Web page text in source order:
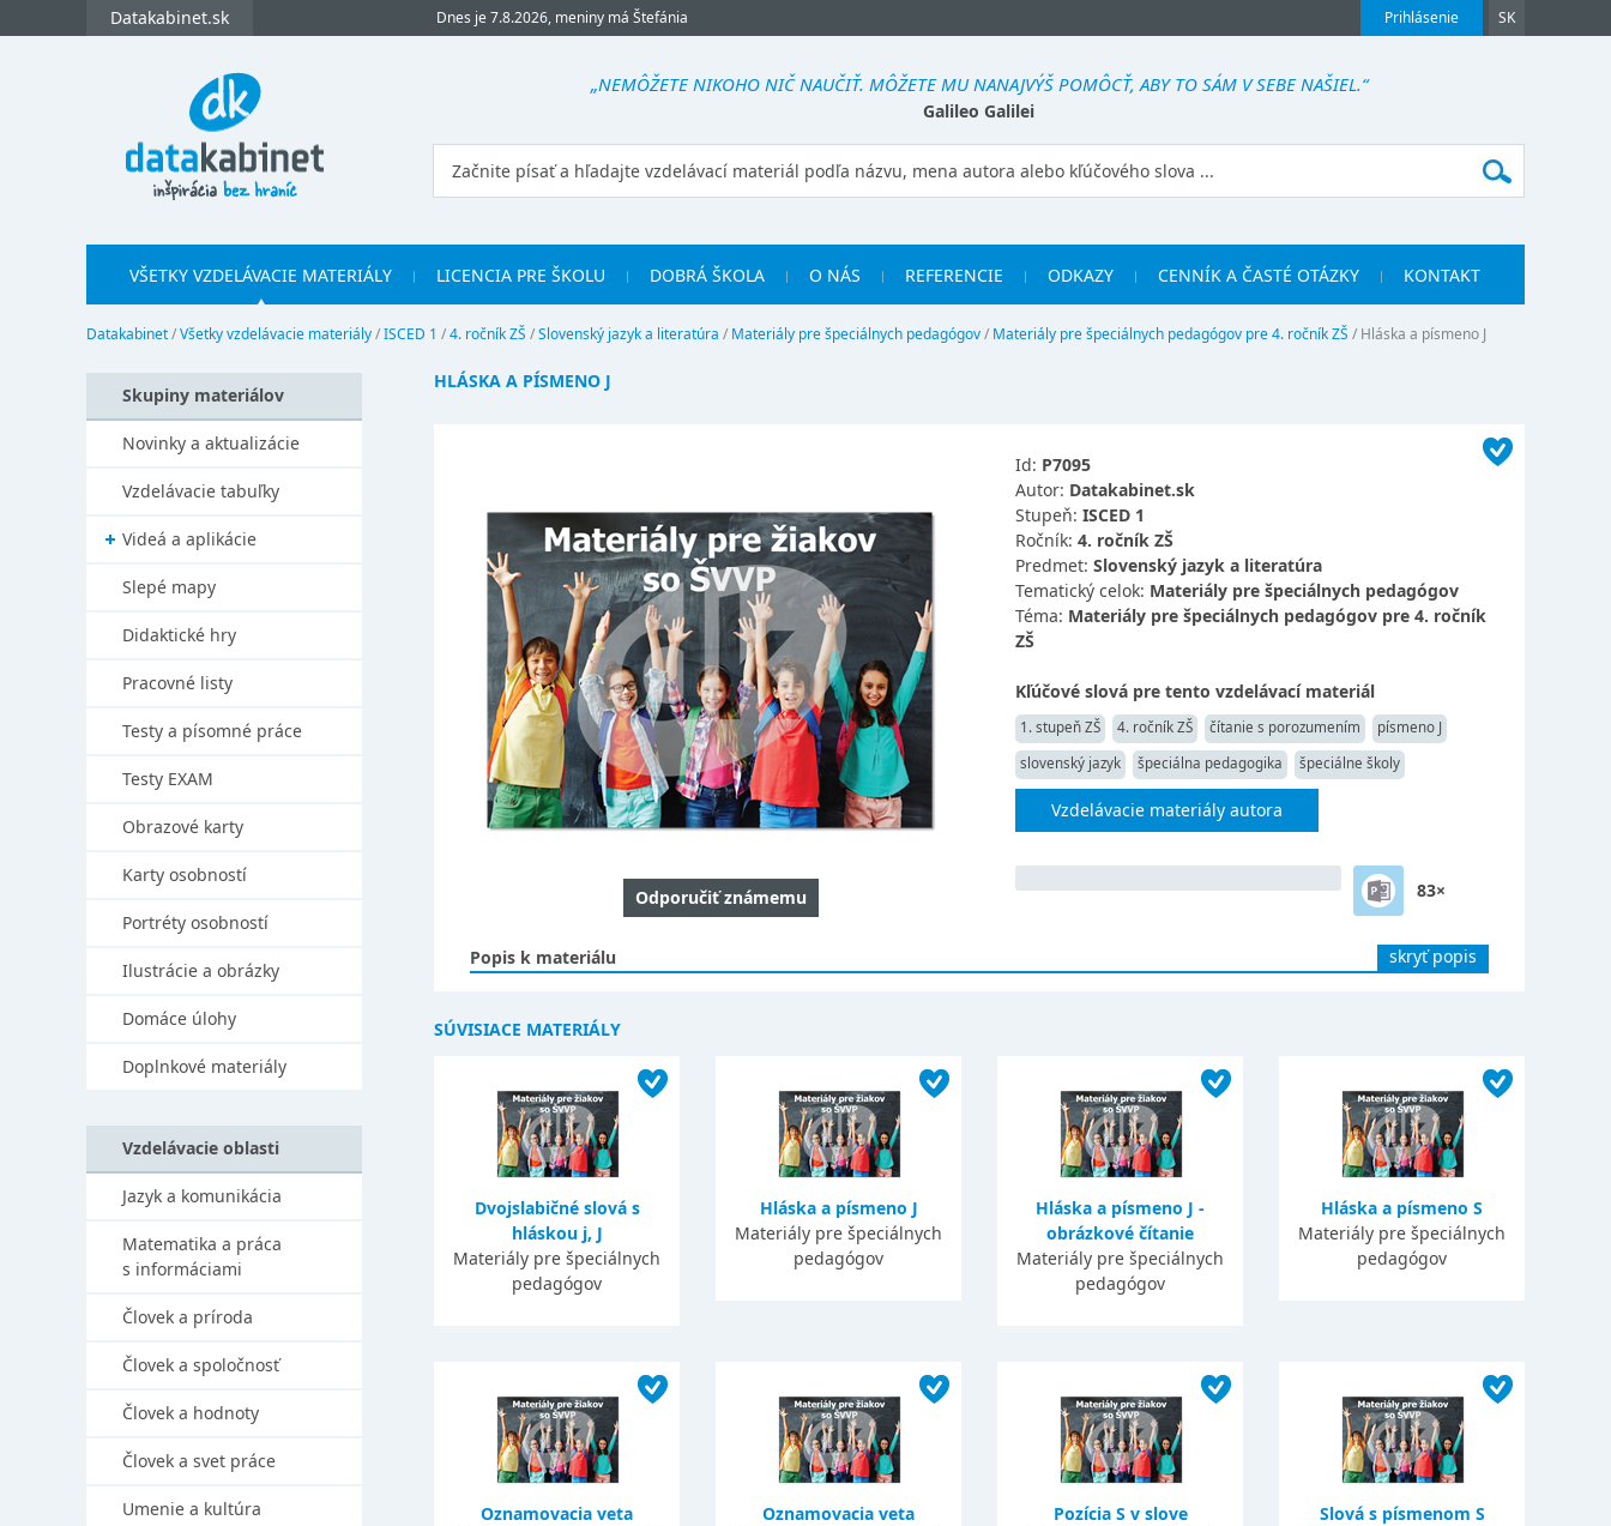
Prihlásenie SK
Datakabinet.sk Dnes je 7.8.2026, meniny má Štefánia
„NEMÔŽETE NIKOHO NIČ NAUČIŤ. MÔŽETE MU NANAJVÝŠ POMÔCŤ, ABY TO SÁM V SEBE NAŠIEL.“
Galileo Galilei
VŠETKY VZDELÁVACIE MATERIÁLY LICENCIA PRE ŠKOLU DOBRÁ ŠKOLA O NÁS REFERENCIE ODKAZY CENNÍK A ČASTÉ OTÁZKY KONTAKT
Datakabinet/Všetky vzdelávacie materiály/ISCED 1 /4. ročník ZŠ /Slovenský jazyk a literatúra / Materiály pre špeciálnych pedagógov/ Materiály pre špeciálnych pedagógov pre 4. ročník ZŠ / Hláska a písmeno J
HLÁSKA A PÍSMENO J
Odporučiť známemu
Id: P7095
Autor: Datakabinet.sk
Stupeň: ISCED 1
Ročník: 4. ročník ZŠ
Predmet: Slovenský jazyk a literatúra
Tematický celok: Materiály pre špeciálnych pedagógov
Téma: Materiály pre špeciálnych pedagógov pre 4. ročník
ZŠ
Kľúčové slová pre tento vzdelávací materiál
1. stupeň ZŠ 4. ročník ZŠ čítanie s porozumením
písmeno J
slovenský jazyk
špeciálna pedagogika špeciálne školy
Vzdelávacie materiály autora
83×
Popis k materiálu skryť popis
SÚVISIACE MATERIÁLY
Dvojslabičné slová s
hláskou j, J
Materiály pre špeciálnych
pedagógov
Hláska a písmeno J
Materiály pre špeciálnych
pedagógov
Hláska a písmeno J -
obrázkové čítanie
Materiály pre špeciálnych
pedagógov
Hláska a písmeno S
Materiály pre špeciálnych
pedagógov
Oznamovacia veta
Oznamovacia veta
Pozícia S v slove
Slová s písmenom S
Skupiny materiálov
Novinky a aktualizácie
Vzdelávacie tabuľky
Videá a aplikácie
Slepé mapy
Didaktické hry
Pracovné listy
Testy a písomné práce
Testy EXAM
Obrazové karty
Karty osobností
Portréty osobností
Ilustrácie a obrázky
Domáce úlohy
Doplnkové materiály
Vzdelávacie oblasti
Jazyk a komunikácia
Matematika a práca
s informáciami
Človek a príroda
Človek a spoločnosť
Človek a hodnoty
Človek a svet práce
Umenie a kultúra